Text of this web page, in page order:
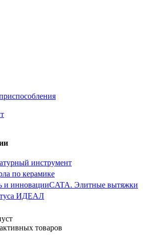
инструмент
по керамике
и инновацииCATA. Элитные вытяжки
ИДЕАЛ
товаров